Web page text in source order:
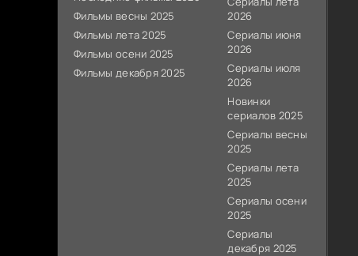
Фильмы весны 2025
Фильмы лета 2025
Фильмы осени 2025
Фильмы декабря 2025
2026
Сериалы июня
2026
Сериалы июля
2026
Новинки
сериалов 2025
Сериалы весны
2025
Сериалы лета
2025
Сериалы осени
2025
Сериалы
декабря 2025